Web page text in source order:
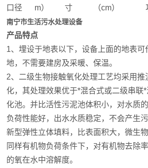
口径 m） 寸 （cm）
南宁市生活污水处理设备
产品特点
1、埋设于地表以下，设备上面的地表可
地，不需要建房及采暖、保温。
2、二级生物接触氧化处理工艺均采用推
化，其处理效果优于*混合式或二级串联
化池。并比活性污泥池体积小，对水质
负荷性能好，出水水质稳定，不会产生
新型弹性立体填料，比表面积大，微生
同样有机物负荷条件下，对有机物去除
的氧在水中溶解度。